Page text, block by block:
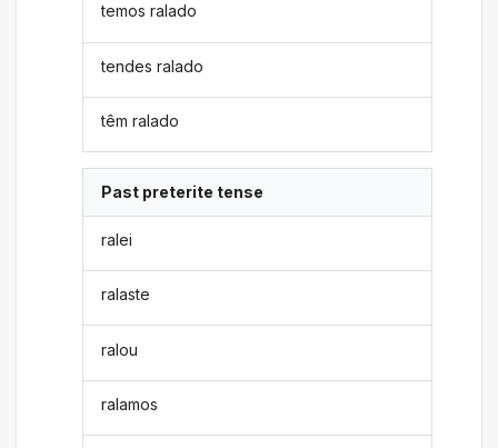
temos ralado
tendes ralado
têm ralado
Past preterite tense
ralei
ralaste
ralou
ralamos